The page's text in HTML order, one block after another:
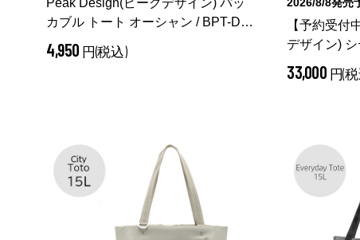
Peak Design(ピークデザイン) パッ
カブル トート オーシャン / BPT-DS-
3 （ オーシャン）
4,950 円(税込)
2026/8/8発売
【予約受付
デザイン)
レス / BCT-
ス）
33,000 円(